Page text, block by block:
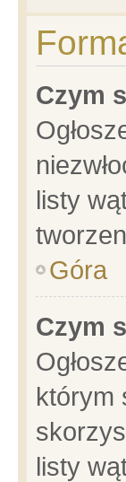
Czym
listy
Góra
Czym
którym
listy